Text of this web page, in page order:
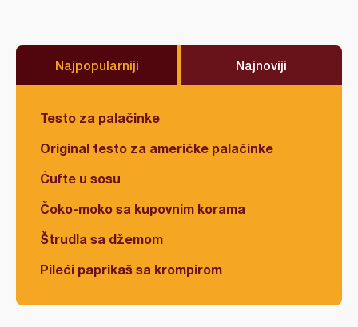
Najpopularniji Najnoviji
Testo za palačinke
Original testo za američke palačinke
Ćufte u sosu
Čoko-moko sa kupovnim korama
Štrudla sa džemom
Pileći paprikaš sa krompirom